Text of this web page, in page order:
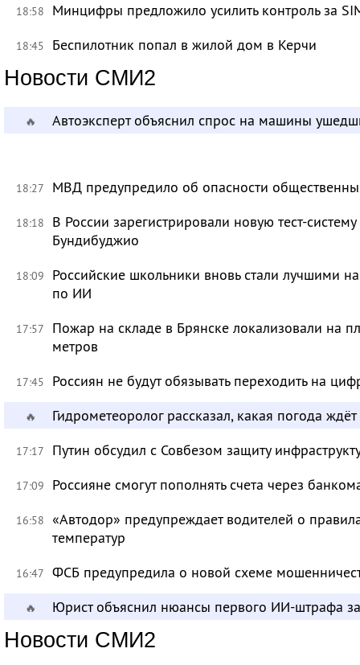
18:58 Минцифры предложило усилить контроль за
18:45 Беспилотник попал в жилой дом в Керчи
Новости СМИ2
🔥 Автоэксперт объяснил спрос на машины
18:27 МВД предупредило об опасности
18:18
В России зарегистрировали новую тест-
Бундибуджио
18:09
Российские школьники вновь стали лучшими
по ИИ
17:57
Пожар на складе в Брянске локализовали на
метров
17:45 Россиян не будут обязывать переходить на
🔥 Гидрометеоролог рассказал, какая погода
17:17 Путин обсудил с Совбезом защиту
17:09 Россияне смогут пополнять счета через
16:58 «Автодор» предупреждает водителей о
температур
16:47 ФСБ предупредила о новой схеме
🔥 Юрист объяснил нюансы первого ИИ-штрафа
Новости СМИ2